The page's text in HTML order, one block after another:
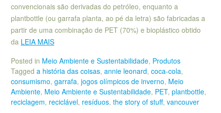
convencionais são derivadas do petróleo, enquanto a
plantbottle (ou garrafa planta, ao pé da letra) são fabricadas a
partir de uma combinação de PET (70%) e bioplástico obtido
da LEIA MAIS
Posted in Meio Ambiente e Sustentabilidade, Produtos
Tagged a história das coisas, annie leonard, coca-cola,
consumismo, garrafa, jogos olímpicos de inverno, Meio
Ambiente, Meio Ambiente e Sustentabilidade, PET, plantbottle,
reciclagem, reciclável, resíduos, the story of stuff, vancouver